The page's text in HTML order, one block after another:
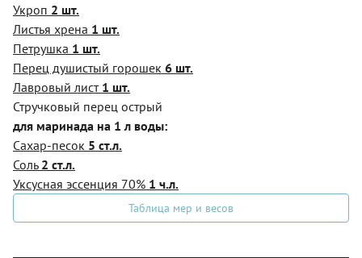
Укроп 2 шт.
Листья хрена 1 шт.
Петрушка 1 шт.
Перец душистый горошек 6 шт.
Лавровый лист 1 шт.
Стручковый перец острый
для маринада на 1 л воды:
Сахар-песок 5 ст.л.
Соль 2 ст.л.
Уксусная эссенция 70% 1 ч.л.
Таблица мер и весов